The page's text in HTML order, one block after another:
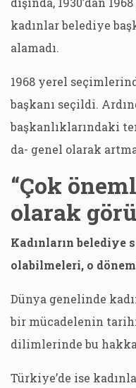
kadınlar belediye
alamadı.
1968 yerel
başkanı seçildi.
başkanlıklarındaki
da- genel olarak
“Çok
olarak
Kadınların belediye
olabilmeleri, o
Dünya genelinde
bir mücadelenin
dilimlerinde bu
Türkiye’de ise